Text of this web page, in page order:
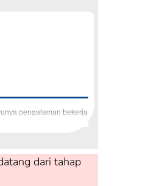
pengalaman bekerja
dari tahap